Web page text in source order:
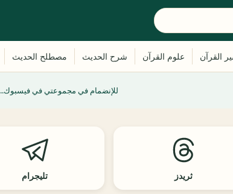
للإنضمام في مجموعتي في فيسبوك..
ثريدز تليجرام